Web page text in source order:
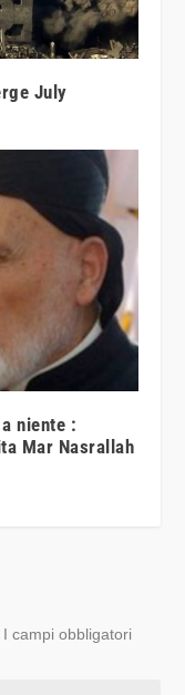
July
niente :
Mar Nasrallah
I campi obbligatori